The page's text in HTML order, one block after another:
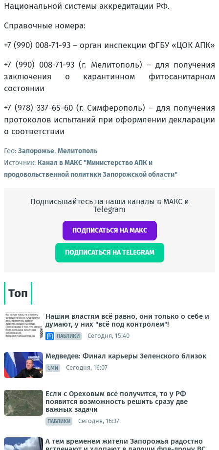
Национальной системы аккредитации РФ.
Справочные номера:
+7 (990) 008-71-93 – орган инспекции ФГБУ «ЦОК АПК»
+7 (990) 008-71-93 (г. Мелитополь) – для получения
заключения о карантинном фитосанитарном
состоянии
+7 (978) 337-65-60 (г. Симферополь) – для получения
протоколов испытаний при оформлении декларации
о соответствии
Гео: Запорожье, Мелитополь
Источник: Канал в МАКС "Министерство АПК и
продовольственной политики Запорожской области"
Подписывайтесь на наши каналы в МАКС и
Telegram
ПОДПИСАТЬСЯ НА МАКС
ПОДПИСАТЬСЯ НА TELEGRAM
Топ
Нашим властям всё равно, они только о себе и
думают, у них "всё под контролем"!
ПАБЛИКИ Сегодня, 15:40
Медведев: Финал карьеры Зеленского близок
СМИ Сегодня, 16:07
Если с Ореховым всё получится, то у РФ
появится возможность решить сразу две
важных задачи
ПАБЛИКИ Сегодня, 16:37
А тем временем жители Запорожья радостно